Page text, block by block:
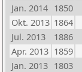
Jan. 2014 1850
Okt. 2013 1864
Jul. 2013
1886
Apr. 2013 1859
Jan. 2013 1803